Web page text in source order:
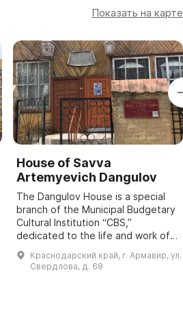
Показать на карте
House of Savva
Artemyevich Dangulov
The Dangulov House is a special
branch of the Municipal Budgetary
Cultural Institution “CBS,”
dedicated to the life and work of
Savva Artemyevich Dangulov
(1912–1989), a fellow townsman,
writer, diplo ...
Краснодарский край, г. Армавир, ул.
Свердлова, д. 68